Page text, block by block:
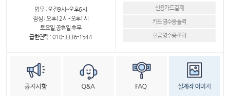
업무 : 오전9시~오후6시
점심 : 오후12시~오후1시
토요일,공휴일 휴무
급한연락 : 010-3336-1544
신용카드결제
카드영수증출력
현금영수증조회